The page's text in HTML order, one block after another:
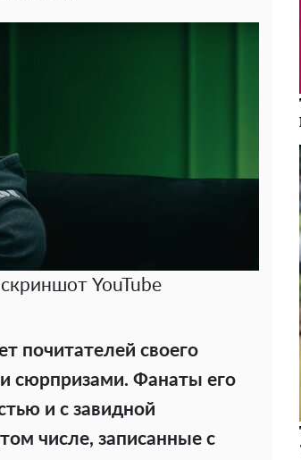
YouTube
почитателей своего
сюрпризами. Фанаты его
и с завидной
числе, записанные с